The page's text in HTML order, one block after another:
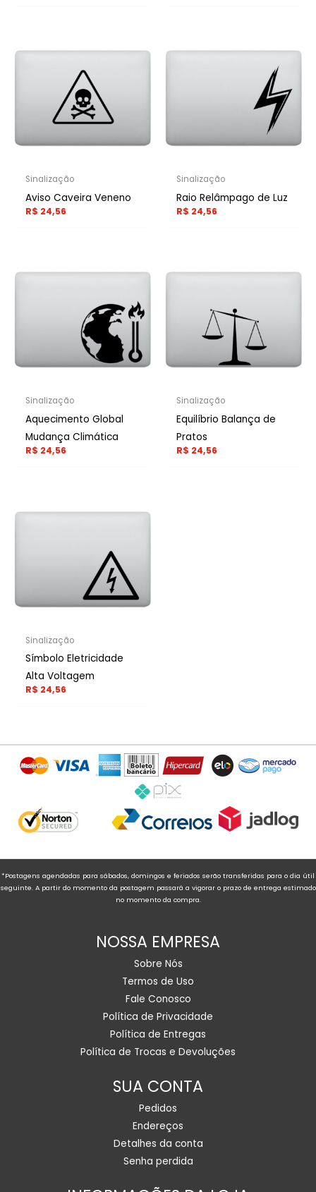
Sinalização
Aviso Caveira Veneno
R$ 24,56
Sinalização
Raio Relâmpago de Luz
R$ 24,56
Sinalização
Aquecimento Global
Mudança Climática
R$ 24,56
Sinalização
Equilíbrio Balança de
Pratos
R$ 24,56
Sinalização
Símbolo Eletricidade
Alta Voltagem
R$ 24,56
*Postagens agendadas para sábados, domingos e feriados serão transferidas para o dia útil
seguinte. A partir do momento da postagem passará a vigorar o prazo de entrega estimado
no momento da compra.
NOSSA EMPRESA
Sobre Nós
Termos de Uso
Fale Conosco
Política de Privacidade
Política de Entregas
Política de Trocas e Devoluções
SUA CONTA
Pedidos
Endereços
Detalhes da conta
Senha perdida